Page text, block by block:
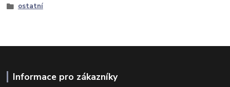
ostatní
Informace pro zákazníky